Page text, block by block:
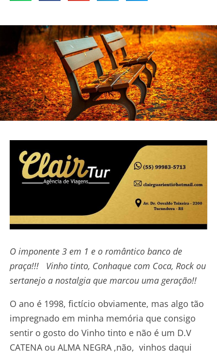
O imponente 3 em 1 e o romântico banco de
praça!!! Vinho tinto, Conhaque com Coca, Rock ou
sertanejo a nostalgia que marcou uma geração!!
O ano é 1998, fictício obviamente, mas algo tão
impregnado em minha memória que consigo
sentir o gosto do Vinho tinto e não é um D.V
CATENA ou ALMA NEGRA ,não, vinhos daqui